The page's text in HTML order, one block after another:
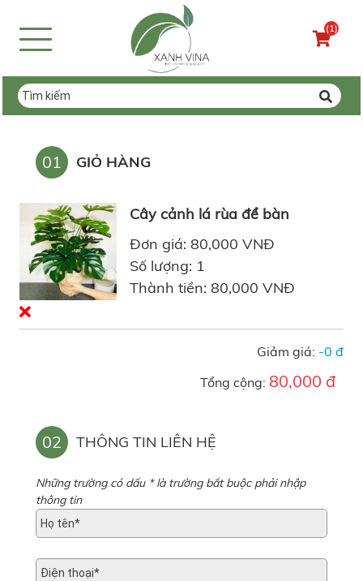
(1)
01 GIỎ HÀNG
Cây cảnh lá rùa để bàn
Đơn giá: 80,000 VNĐ
Số lượng: 1
Thành tiền: 80,000 VNĐ
Giảm giá: -0 đ
Tổng cộng: 80,000 đ
02 THÔNG TIN LIÊN HỆ
Những trường có dấu * là trường bắt buộc phải nhập
thông tin